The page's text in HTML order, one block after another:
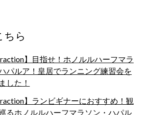
ちら
】目指せ！ホノルルハーフマラ
パルア！皇居でランニング練習会を
した！
】ランビギナーにおすすめ！観
るホノルルハーフマラソン・ハパル